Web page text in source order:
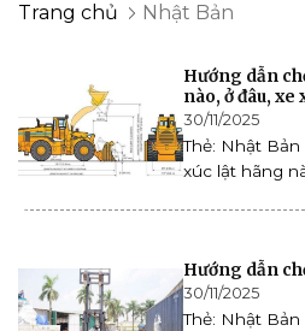
Trang chủ Nhật Bản
Hướng dẫn
nào, ở đâu, xe
30/11/2025
Thẻ: Nhật
xúc lật hãng
Hướng dẫn
30/11/2025
Thẻ: Nhật